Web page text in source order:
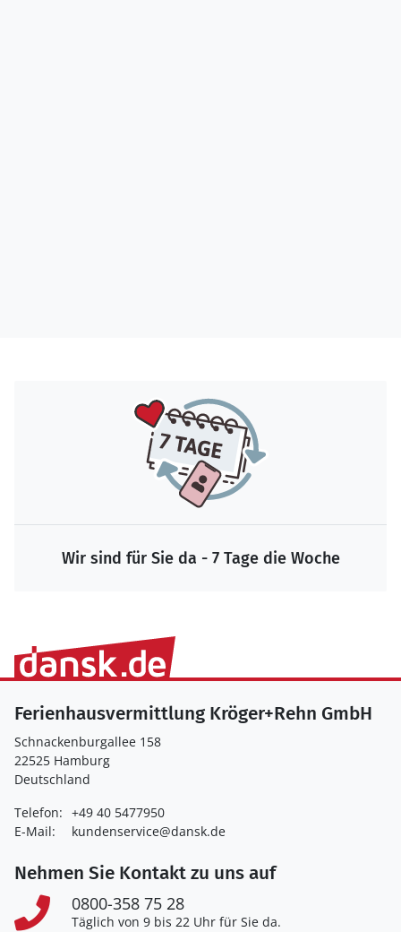
Wir sind für Sie da - 7 Tage die Woche
Ferienhausvermittlung Kröger+Rehn GmbH
Schnackenburgallee 158
22525 Hamburg
Deutschland
Telefon: +49 40 5477950
E-Mail:
kundenservice@dansk.de
Nehmen Sie Kontakt zu uns auf
0800-358 75 28
Täglich von 9 bis 22 Uhr für Sie da.